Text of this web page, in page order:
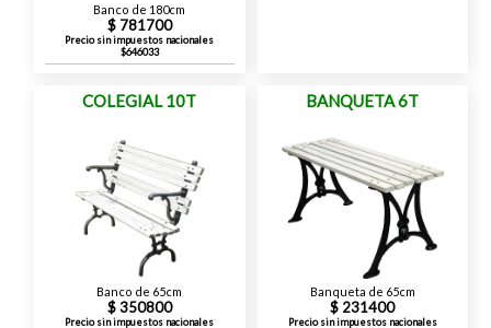
Banco de 180cm
781700
Precio sin impuestos nacionales
$646033
COLEGIAL 10T
Banco de 65cm
350800
Precio sin impuestos nacionales
BANQUETA 6T
Banqueta de 65cm
231400
Precio sin impuestos nacionales